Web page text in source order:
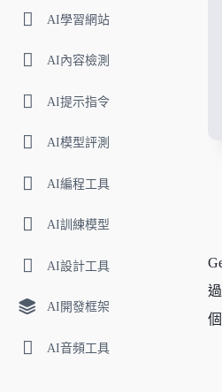
AI學習網站
AI內容檢測
AI提示指令
AI模型評測
AI編程工具
AI訓練模型
AI設計工具
AI開發框架
AI音頻工具